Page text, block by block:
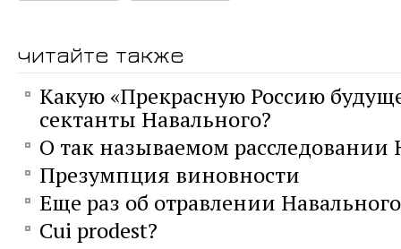
читайте также
Какую «Прекрасную Россию
сектанты Навального?
О так называемом расследовании
Презумпция виновности
Еще раз об отравлении Навального
Сui prodest?